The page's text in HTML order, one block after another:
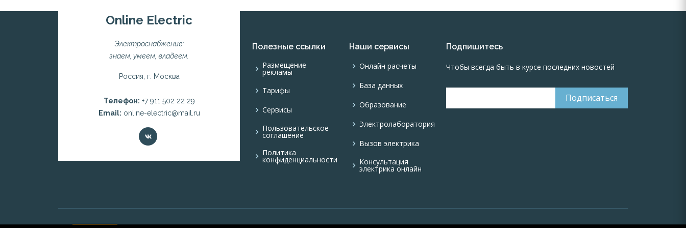
Online Electric
Электроснабжение:
знаем, умеем, владеем.
Россия, г. Москва
Телефон: +7 911 502 22 29
Email: online-electric@mail.ru
Полезные ссылки
Размещение
рекламы
Тарифы
Сервисы
Пользовательское
соглашение
Политика
конфиденциальности
Наши сервисы
Онлайн расчеты
База данных
Образование
Электролаборатория
Вызов электрика
Консультация
электрика онлайн
Подпишитесь
Чтобы всегда быть в курсе последних новостей